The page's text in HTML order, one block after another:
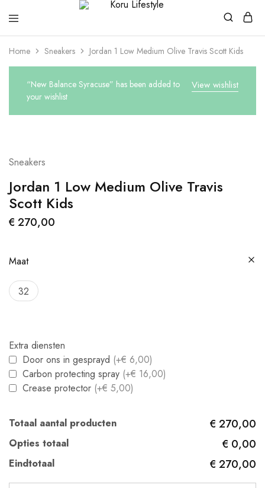
Koru
Lifestyle
Home Sneakers Jordan 1 Low Medium Olive Travis Scott Kids
View wishlist
“New Balance Syracuse” has been added to
your wishlist
Sneakers
Jordan 1 Low Medium Olive Travis
Scott Kids
€ 270,00
Maat
32
Extra diensten
Door ons in gesprayd (+€ 6,00)
Carbon protecting spray (+€ 16,00)
Crease protector (+€ 5,00)
Totaal aantal producten € 270,00
Opties totaal € 0,00
Eindtotaal € 270,00